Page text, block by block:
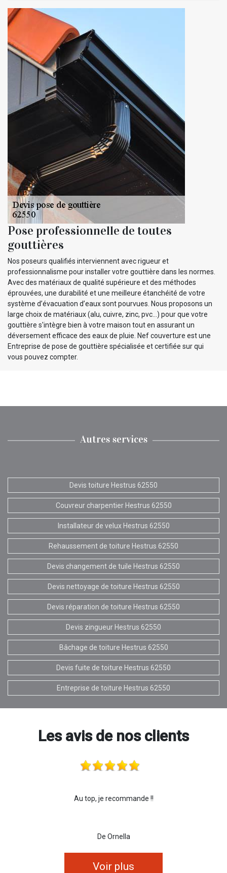
Pose professionnelle de toutes
gouttières
Nos poseurs qualifiés interviennent avec rigueur et
professionnalisme pour installer votre gouttière dans les normes.
Avec des matériaux de qualité supérieure et des méthodes
éprouvées, une durabilité et une meilleure étanchéité de votre
système d’évacuation d’eaux sont pourvues. Nous proposons un
large choix de matériaux (alu, cuivre, zinc, pvc…) pour que votre
gouttière s'intègre bien à votre maison tout en assurant un
déversement efficace des eaux de pluie. Nef couverture est une
Entreprise de pose de gouttière spécialisée et certifiée sur qui
vous pouvez compter.
Autres services
Devis toiture Hestrus 62550
Couvreur charpentier Hestrus 62550
Installateur de velux Hestrus 62550
Rehaussement de toiture Hestrus 62550
Devis changement de tuile Hestrus 62550
Devis nettoyage de toiture Hestrus 62550
Devis réparation de toiture Hestrus 62550
Devis zingueur Hestrus 62550
Bâchage de toiture Hestrus 62550
Devis fuite de toiture Hestrus 62550
Entreprise de toiture Hestrus 62550
Les avis de nos clients
Au top, je recommande !!
De Ornella
Voir plus